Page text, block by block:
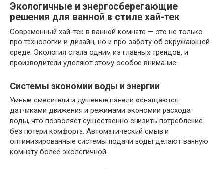
Экологичные и энергосберегающие
решения для ванной в стиле хай-тек
Современный хай-тек в ванной комнате — это не только
про технологии и дизайн, но и про заботу об окружающей
среде. Экология стала одним из главных трендов, и
производители уделяют этому особое внимание.
Системы экономии воды и энергии
Умные смесители и душевые панели оснащаются
датчиками движения и режимами экономии расхода
воды, что позволяет существенно снизить потребление
без потери комфорта. Автоматический смыв и
оптимизированные системы подачи воды делают ванную
комнату более экологичной.